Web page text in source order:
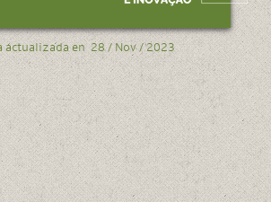
actualizada en28 / Nov / 2023